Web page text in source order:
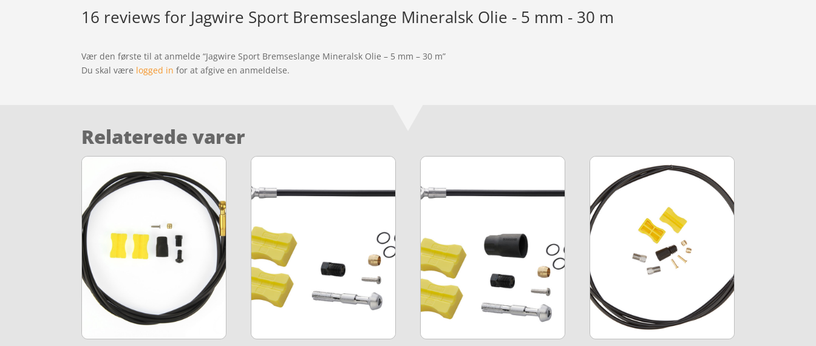
16 reviews for Jagwire Sport Bremseslange Mineralsk Olie - 5 mm - 30 m
Vær den første til at anmelde “Jagwire Sport Bremseslange Mineralsk Olie – 5 mm – 30 m”
Du skal være logged in for at afgive en anmeldelse.
Relaterede varer